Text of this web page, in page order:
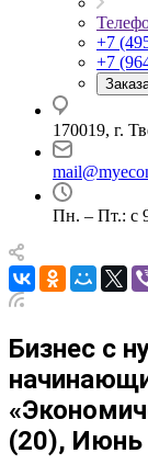
+7
+7
170019, г.
Пн. – Пт.: с
Бизнес с
(20), Июнь